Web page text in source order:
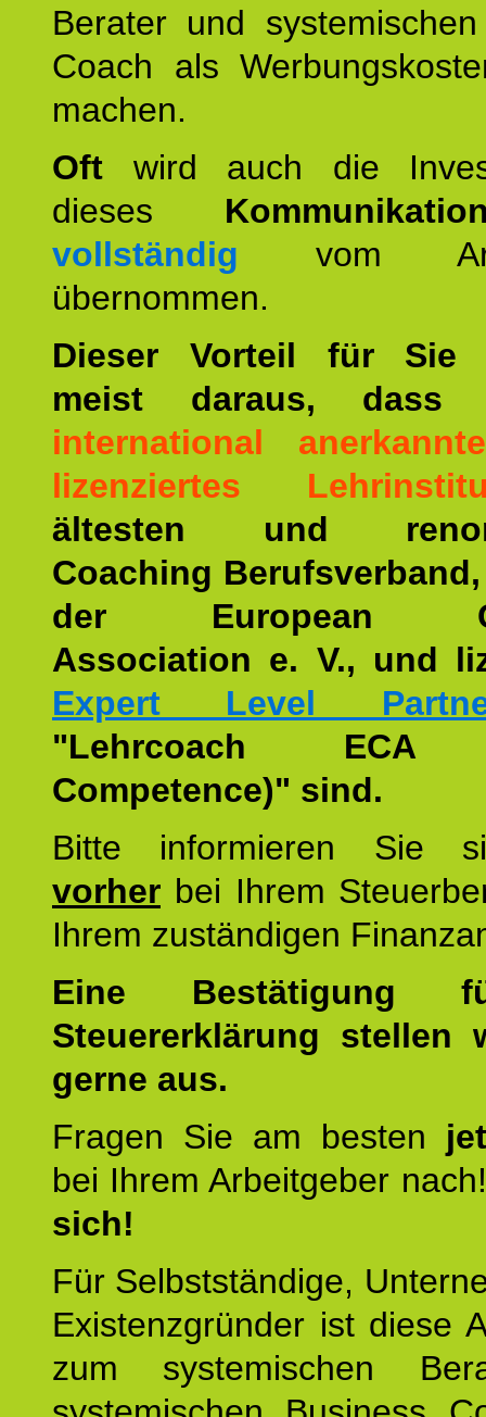
Berater und
Coach als
machen.
Oft wird auch die
dieses
vollständig vom
übernommen.
Dieser Vorteil für Sie
meist daraus,
international
lizenziertes
ältesten und
Coaching
der European
Association e. V., und
Expert Level
"Lehrcoach ECA
Competence)" sind.
Bitte informieren Sie
vorher bei Ihrem
Ihrem zuständigen
Eine Bestätigung
Steuererklärung stellen
gerne aus.
Fragen Sie am besten
bei Ihrem Arbeitgeber
sich!
Für Selbstständige,
Existenzgründer ist diese
zum systemischen